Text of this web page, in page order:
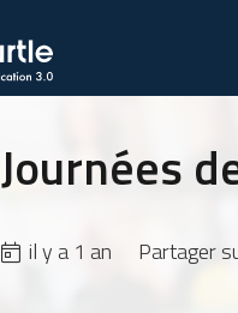
Journées
il y a 1 an Partager